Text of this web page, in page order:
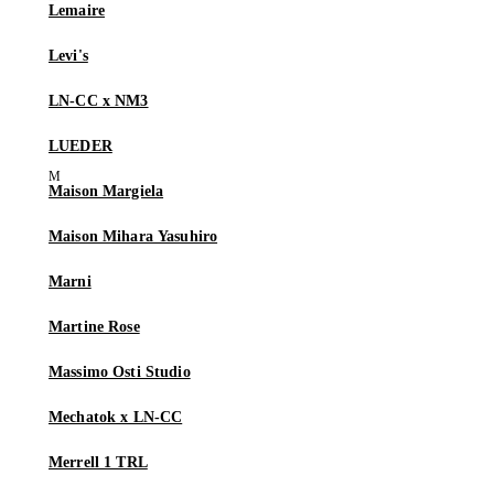
Lemaire
Levi's
LN-CC x NM3
LUEDER
Maison Margiela
Maison Mihara Yasuhiro
Marni
Martine Rose
Massimo Osti Studio
Mechatok x LN-CC
Merrell 1 TRL